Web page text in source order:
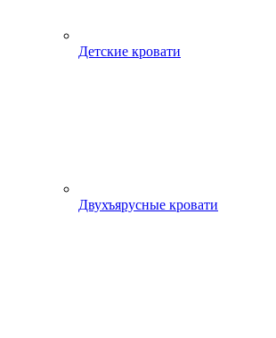
Детские кровати
Двухъярусные кровати